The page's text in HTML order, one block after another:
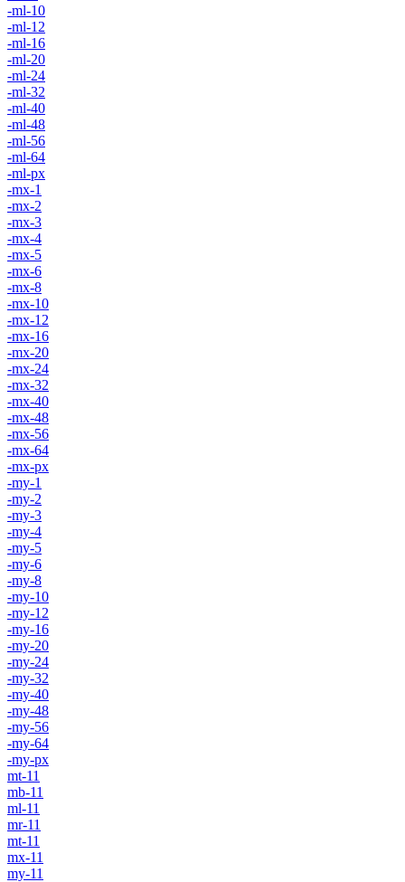
-ml-10
-ml-12
-ml-16
-ml-20
-ml-24
-ml-32
-ml-40
-ml-48
-ml-56
-ml-64
-ml-px
-mx-1
-mx-2
-mx-3
-mx-4
-mx-5
-mx-6
-mx-8
-mx-10
-mx-12
-mx-16
-mx-20
-mx-24
-mx-32
-mx-40
-mx-48
-mx-56
-mx-64
-mx-px
-my-1
-my-2
-my-3
-my-4
-my-5
-my-6
-my-8
-my-10
-my-12
-my-16
-my-20
-my-24
-my-32
-my-40
-my-48
-my-56
-my-64
-my-px
mt-11
mb-11
ml-11
mr-11
mt-11
mx-11
my-11